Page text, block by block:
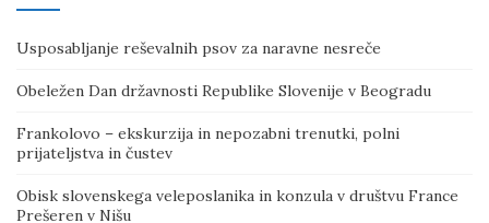
Usposabljanje reševalnih psov za naravne nesreče
Obeležen Dan državnosti Republike Slovenije v Beogradu
Frankolovo – ekskurzija in nepozabni trenutki, polni
prijateljstva in čustev
Obisk slovenskega veleposlanika in konzula v društvu France
Prešeren v Nišu